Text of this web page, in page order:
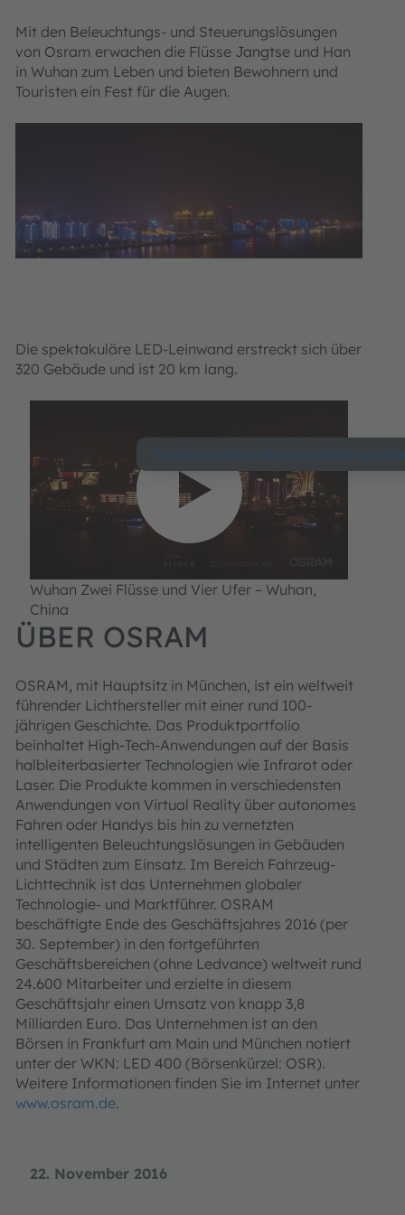
22. November 2016
Mit den Beleuchtungs- und Steuerungslösungen
von Osram erwachen die Flüsse Jangtse und Han
in Wuhan zum Leben und bieten Bewohnern und
Touristen ein Fest für die Augen.
Die spektakuläre LED-Leinwand erstreckt sich über
320 Gebäude und ist 20 km lang.
Wir benötigen Ihre
Zustimmung, um
den YouTube
Video-Service zu
Drittanbieters, um Videoinhalte
einzubetten. Dieser Service kann
Bitte lesen Sie die Details durch
und stimmen Sie der Nutzung des
Service zu, um dieses Video
anzusehen.
Mehr Informationen
Akzeptieren
powered by
Usercentrics Consent
Management Platform
Wuhan Zwei Flüsse und Vier Ufer – Wuhan,
China
ÜBER OSRAM
OSRAM, mit Hauptsitz in München, ist ein weltweit
führender Lichthersteller mit einer rund 100-
jährigen Geschichte. Das Produktportfolio
beinhaltet High-Tech-Anwendungen auf der Basis
halbleiterbasierter Technologien wie Infrarot oder
Laser. Die Produkte kommen in verschiedensten
Anwendungen von Virtual Reality über autonomes
Fahren oder Handys bis hin zu vernetzten
intelligenten Beleuchtungslösungen in Gebäuden
und Städten zum Einsatz. Im Bereich Fahrzeug-
Lichttechnik ist das Unternehmen globaler
Technologie- und Marktführer. OSRAM
beschäftigte Ende des Geschäftsjahres 2016 (per
30. September) in den fortgeführten
Geschäftsbereichen (ohne Ledvance) weltweit rund
24.600 Mitarbeiter und erzielte in diesem
Geschäftsjahr einen Umsatz von knapp 3,8
Milliarden Euro. Das Unternehmen ist an den
Börsen in Frankfurt am Main und München notiert
unter der WKN: LED 400 (Börsenkürzel: OSR).
Weitere Informationen finden Sie im Internet unter
www.osram.de.